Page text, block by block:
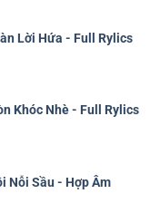
Lời Hứa - Full Rylics
Khóc Nhè - Full Rylics
Nỗi Sầu - Hợp Âm